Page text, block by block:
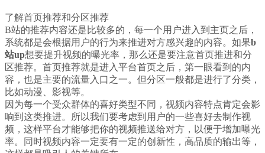
了解首页推荐和分区推荐
B站的推荐内容还是比较多的，每一个用户进入到主页之后，
系统都是会根据用户的行为来推进对方感兴趣的内容。如果b
站up想要提升视频的曝光率，那么还是要注意首页推进和分
区推荐。首页推荐就是进入平台首页之后，第一眼看到的内
容，也是主要的流量入口之一。但分区一般都是进行了分类，
比如动漫、影视等。
因为每一个受众群体的喜好类型不同，视频内容特点肯定会影
响到这类推进。所以我们要考虑到用户的一些喜好去制作视
频，这样平台才能够把你的视频推送给对方，以便于增加曝光
率。同时视频内容一定要有一定的创新性，高品质的输出等，